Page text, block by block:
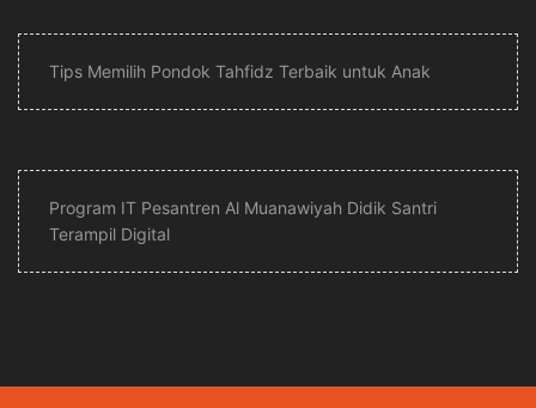
Tips Memilih Pondok Tahfidz Terbaik untuk Anak
Program IT Pesantren Al Muanawiyah Didik Santri
Terampil Digital